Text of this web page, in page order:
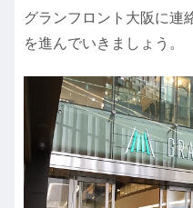
グランフロント大阪に連
を進んでいきましょう。